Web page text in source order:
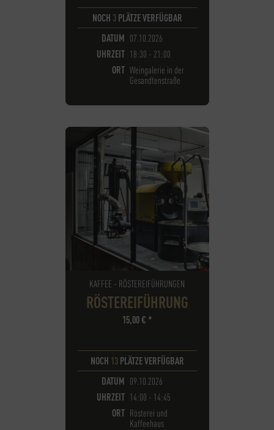
NOCH 3PLÄTZE VERFÜGBAR
DATUM 07.10.2026
UHRZEIT 18:30 - 21:00
ORT Weingalerie in der
Gesandtenstraße
KAFFEE - RÖSTEREIFÜHRUNGEN
RÖSTEREIFÜHRUNG
15,00€ *
NOCH 13PLÄTZE VERFÜGBAR
DATUM 09.10.2026
UHRZEIT 14:00 - 14:45
ORT Rösterei und
Kaffeehaus